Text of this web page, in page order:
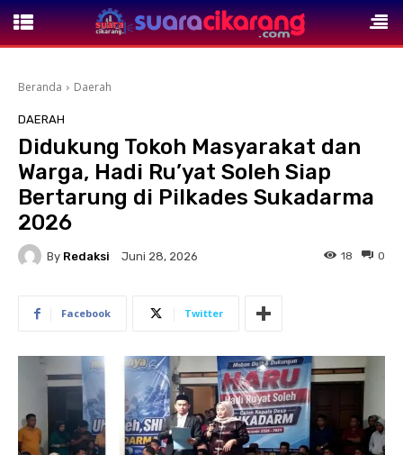
Beranda Daerah
DAERAH
Didukung Tokoh Masyarakat dan
Warga, Hadi Ru’yat Soleh Siap
Bertarung di Pilkades Sukadarma
2026
By Redaksi Juni 28, 2026 0
18
Facebook Twitter